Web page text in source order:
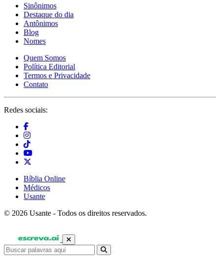
Sinônimos
Destaque do dia
Antônimos
Blog
Nomes
Quem Somos
Política Editorial
Termos e Privacidade
Contato
Redes sociais:
Bíblia Online
Médicos
Usante
© 2026 Usante - Todos os direitos reservados.